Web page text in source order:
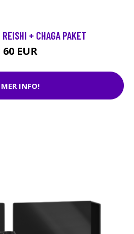
+ CHAGA PAKET
60 EUR
MER INFO!